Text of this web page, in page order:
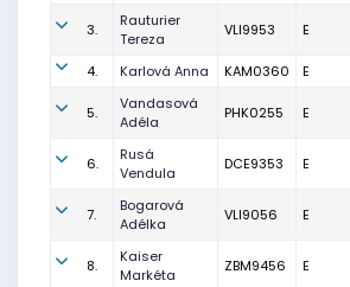
3.
Rauturier
Tereza
VLI9953 E
4. Karlová Anna KAM0360 E
5.
Vandasová
Adéla
PHK0255 E
6.
Rusá
Vendula
DCE9353 E
7.
Bogarová
Adélka
VLI9056 E
8.
Kaiser
Markéta
ZBM9456 E